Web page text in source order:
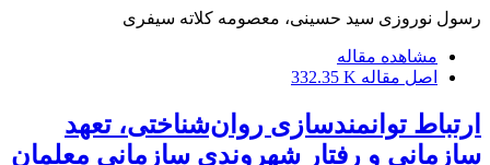
رسول نوروزی سید حسینی، معصومه کلاته سیفری
مشاهده مقاله
اصل مقاله 332.35 K
ارتباط توانمندسازی روان‌شناختی، تعهد
سازمانی و رفتار شهروندی سازمانی معلمان